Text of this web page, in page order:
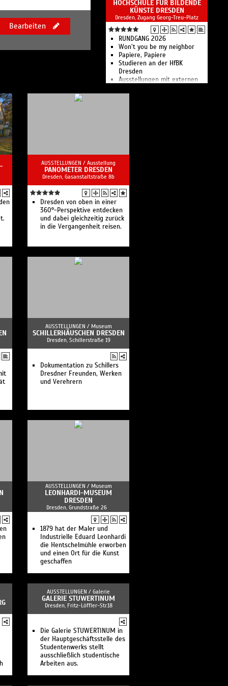
Bearbeiten
Stadtmuseums
Ausstellungen zur
Stadtgeschichte von den
Anfängen bis zum Jahr 1989
sowie Sonderausstellungen.
HOCHSCHULE FÜR BILDENDE
KÜNSTE DRESDEN
Dresden, Zugang Georg-Treu-Platz
RUNDGANG 2026
Won’t you be my neighbor
Papiere, Papiere
Studieren an der HfBK
Dresden
Ausstellungen mit externen
Studierenden und
AUSSTELLUNGEN / Ausstellung
PANOMETER DRESDEN
Dresden, Gasanstaltstraße 8b
Dresden von oben in einer
360°-Perspektive entdecken
und dabei gleichzeitig zurück
in die Vergangenheit reisen.
AUSSTELLUNGEN / Museum
SCHILLERHÄUSCHEN DRESDEN
Dresden, Schillerstraße 19
Dokumentation zu Schillers
Dresdner Freunden, Werken
und Verehrern
AUSSTELLUNGEN / Museum
LEONHARDI-MUSEUM
DRESDEN
Dresden, Grundstraße 26
1879 hat der Maler und
Industrielle Eduard Leonhardi
die Hentschelmühle erworben
und einen Ort für die Kunst
geschaffen
AUSSTELLUNGEN / Galerie
GALERIE STUWERTINUM
Dresden, Fritz-Löffler-Str.18
Die Galerie STUWERTINUM in
der Hauptgeschäftsstelle des
Studentenwerks stellt
ausschließlich studentische
Arbeiten aus.